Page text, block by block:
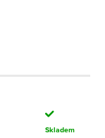
Skladem